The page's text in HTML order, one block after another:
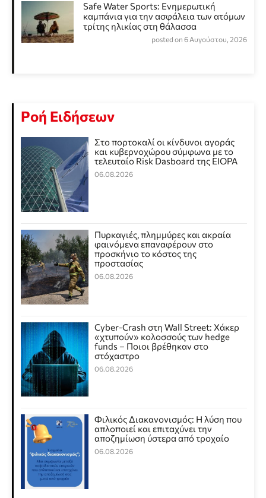
Safe Water Sports: Eνημερωτική
καμπάνια για την ασφάλεια των ατόμων
τρίτης ηλικίας στη θάλασσα
posted on 6 Αυγούστου, 2026
Ροή Ειδήσεων
Στο πορτοκαλί οι κίνδυνοι αγοράς
και κυβερνοχώρου σύμφωνα με το
τελευταίο Risk Dasboard της EIOPA
06.08.2026
Πυρκαγιές, πλημμύρες και ακραία
φαινόμενα επαναφέρουν στο
προσκήνιο το κόστος της
προστασίας
06.08.2026
Cyber-Crash στη Wall Street: Χάκερ
«χτυπούν» κολοσσούς των hedge
funds – Ποιοι βρέθηκαν στο
στόχαστρο
06.08.2026
Φιλικός Διακανονισμός: Η λύση που
απλοποιεί και επιταχύνει την
αποζημίωση ύστερα από τροχαίο
06.08.2026